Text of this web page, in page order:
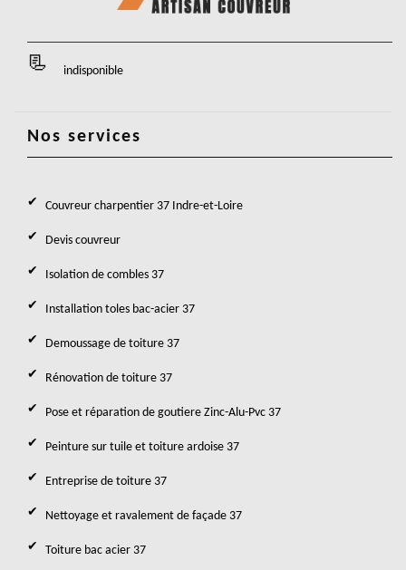
indisponible
Nos services
Couvreur charpentier 37 Indre-et-Loire
Devis couvreur
Isolation de combles 37
Installation toles bac-acier 37
Demoussage de toiture 37
Rénovation de toiture 37
Pose et réparation de goutiere Zinc-Alu-Pvc 37
Peinture sur tuile et toiture ardoise 37
Entreprise de toiture 37
Nettoyage et ravalement de façade 37
Toiture bac acier 37